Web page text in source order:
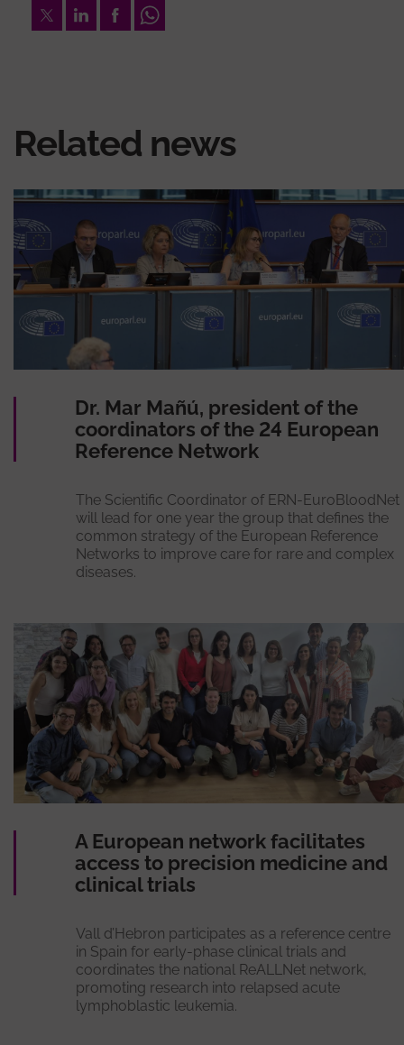
TwitterLinkedInFacebookWhatsapp
Related news
Dr. Mar Mañú, president of the
coordinators of the 24 European
Reference Network
The Scientific Coordinator of ERN-EuroBloodNet
will lead for one year the group that defines the
common strategy of the European Reference
Networks to improve care for rare and complex
diseases.
A European network facilitates
access to precision medicine and
clinical trials
Vall d’Hebron participates as a reference centre
in Spain for early-phase clinical trials and
coordinates the national ReALLNet network,
promoting research into relapsed acute
lymphoblastic leukemia.